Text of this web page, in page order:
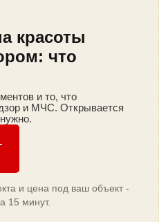
красоты
что
и то, что
и МЧС. Открывается
и цена под ваш объект -
15 минут.